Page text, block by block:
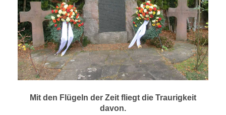
Mit den Flügeln der Zeit fliegt die Traurigkeit
davon.